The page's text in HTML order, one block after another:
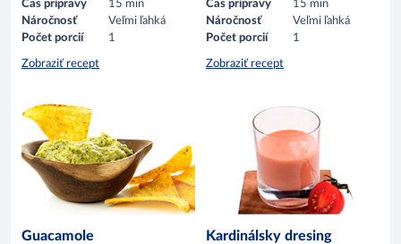
Čas prípravy
15 min
Náročnosť
Veľmi ľahká
Počet porcií
1
Zobraziť recept
Čas prípravy
15 min
Náročnosť
Veľmi ľahká
Počet porcií
1
Zobraziť recept
Guacamole Kardinálsky dresing